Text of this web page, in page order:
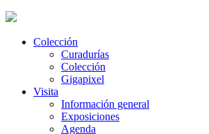
Colección
Curadurías
Colección
Gigapixel
Visita
Información general
Exposiciones
Agenda